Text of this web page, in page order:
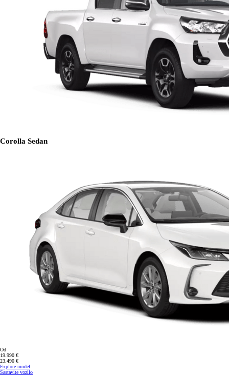
Corolla Sedan
Od
19.990 €
23.490 €
Explore model
Sastavite vozilo